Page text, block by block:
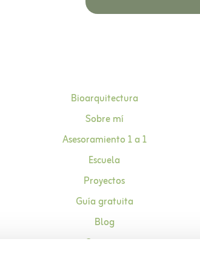
Bioarquitectura
Sobre mí
Asesoramiento 1 a 1
Escuela
Proyectos
Guía gratuita
Blog
Contacto